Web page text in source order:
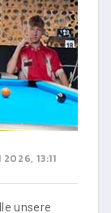
2026, 13:11
unsere